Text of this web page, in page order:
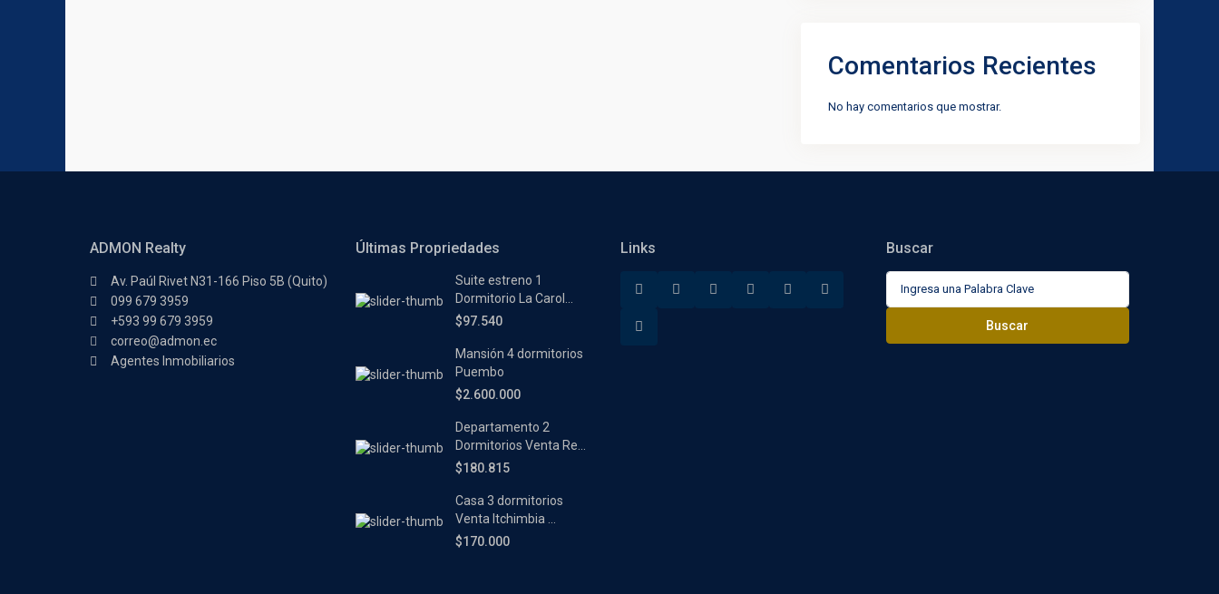
Comentarios Recientes
No hay comentarios que mostrar.
ADMON Realty
Av. Paúl Rivet N31-166 Piso 5B (Quito)
099 679 3959
+593 99 679 3959
correo@admon.ec
Agentes Inmobiliarios
Últimas Propriedades
Suite estreno 1
Dormitorio La Carol...
$97.540
Mansión 4 dormitorios
Puembo
$2.600.000
Departamento 2
Dormitorios Venta Re...
$180.815
Casa 3 dormitorios
Venta Itchimbia ...
$170.000
Links Buscar
Buscar